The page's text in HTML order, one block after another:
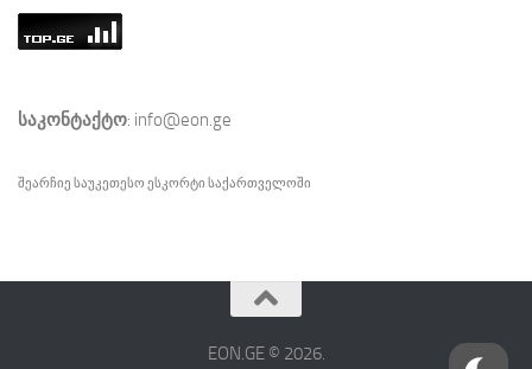
საკონტაქტო: info@eon.ge
შეარჩიე საუკეთესო ესკორტი საქართველოში
EON.GE © 2026.